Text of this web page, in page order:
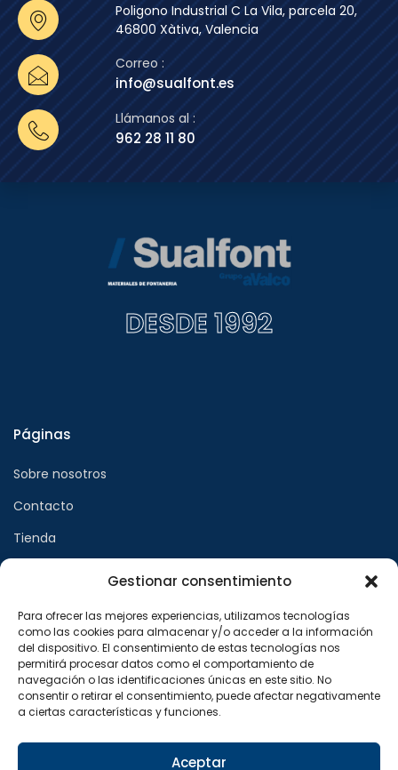
Gestionar consentimiento
Para ofrecer las mejores experiencias, utilizamos tecnologías
como las cookies para almacenar y/o acceder a la información
del dispositivo. El consentimiento de estas tecnologías nos
permitirá procesar datos como el comportamiento de
navegación o las identificaciones únicas en este sitio. No
consentir o retirar el consentimiento, puede afectar negativamente
a ciertas características y funciones.
Aceptar
Poligono Industrial C La Vila, parcela 20,
46800 Xàtiva, Valencia
Correo :
info@sualfont.es
Llámanos al :
962 28 11 80
DESDE 1992
Páginas
Sobre nosotros
Contacto
Tienda
Aviso legal
Política de privacidad
Política de cookies
Síguenos en